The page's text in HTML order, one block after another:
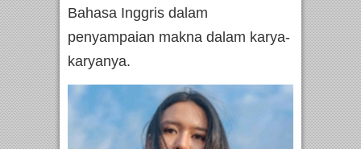
Bahasa Inggris dalam
penyampaian makna dalam karya-
karyanya.